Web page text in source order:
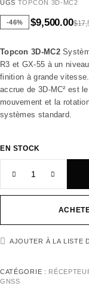
UGS TOPCON 3D-MC2
-46% $
$9,500.00
Topcon 3D-MC2
R3 et GX-55 à un
finition à grande
accrue de 3D-MC² est
mouvement et la
systèmes standard.
EN STOCK
AJOUTER À LA LISTE
CATÉGORIE :
GNSS